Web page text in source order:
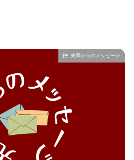
先輩からのメッセージ